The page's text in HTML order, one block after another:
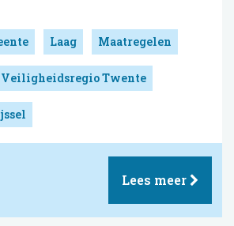
Laag Maatregelen
Veiligheidsregio Twente
Lees meer